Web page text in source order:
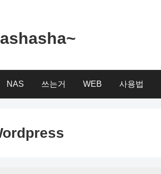
NAS 쓰는거 WEB 사용법